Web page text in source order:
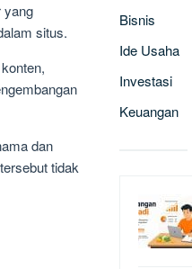
yang
situs.
dan
tidak
Bisnis
Ide Usaha
Investasi
Keuangan